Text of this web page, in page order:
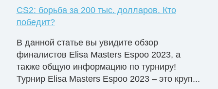
CS2: борьба за 200 тыс. долларов. Кто
победит?
В данной статье вы увидите обзор
финалистов Elisa Masters Espoо 2023, а
также общую информацию по турниру!
Турнир Elisa Masters Espoo 2023 – это круп...